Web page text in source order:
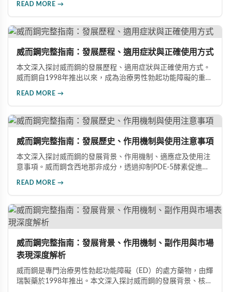
READ MORE →
威而鋼完整指南：發展歷程、適用症狀與正確使用方式
本文深入探討威而鋼的發展歷程、適用症狀與正確使用方式。
威而鋼自1998年推出以來，成為治療男性勃起功能障礙的重要
指導下做出明智決定。
READ MORE →
威而鋼完整指南：發展歷史、作用機制與使用注意事項
本文深入探討威而鋼的發展背景、作用機制、適應症及使用注
意事項。威而鋼含西地那非成分，透過抑制PDE-5酵素促進血
READ MORE →
威而鋼完整指南：發展背景、作用機制、副作用與市場
表現深度解析
威而鋼是專門治療男性勃起功能障礙（ED）的處方藥物，由輝
瑞製藥於1998年推出。本文深入探討威而鋼的發展背景、核心